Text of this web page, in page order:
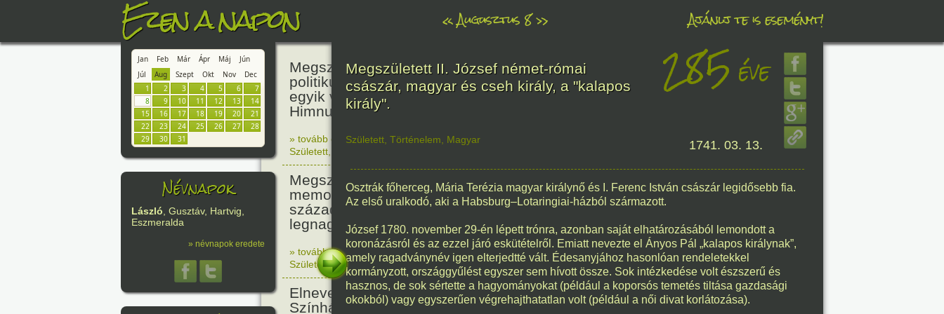
Ezen a napon «Augusztus 8» Ajánlj te is eseményt!
Jan Feb Már Ápr Máj
Jún
Júl
Aug Szept Okt Nov
Dec
1
2 3 4 5 6
7
8
9 10 11 12 13
14
15
16 17 18 19 20
21
22
23 24 25 26 27
28
29
30 31
Névnapok
László, Gusztáv, Hartvig,
Eszmeralda
» névnapok eredete
Megszületett Kölcsey Ferenc költő,
politikus, akadémikus, a reformkor
egyik vezéregyénisége, a nemzeti
Himnusz költője.
236éve
» tovább olvasom|1 hozzászólás, szólj Te is hozzá!
Született
Megszületett Mikes Kelemen
memoáríró, műfordító, a XVIII.
századi magyar prózairodalom
legnagyobb alakja.
336éve
» tovább olvasom |
1 hozzászólás, szólj Te is hozzá!
Született,Történelem,Irodalom,Magyar 1690. 08. 08.
Elnevezték a Pesti Magyar
Színházat Nemzeti Színháznak.
186éve
Megszületett II. József német-római
császár, magyar és cseh király, a "kalapos
király".
285 éve
Született Történelem Magyar 1741. 03. 13.
Osztrák főherceg, Mária Terézia magyar királynő és I. Ferenc István császár legidősebb fia.
Az első uralkodó, aki a Habsburg–Lotaringiai-házból származott.
József 1780. november 29-én lépett trónra, azonban saját elhatározásából lemondott a
koronázásról és az ezzel járó eskütételről. Emiatt nevezte el Ányos Pál „kalapos királynak”,
amely ragadványnév igen elterjedtté vált. Édesanyjához hasonlóan rendeletekkel
kormányzott, országgyűlést egyszer sem hívott össze. Sok intézkedése volt észszerű és
hasznos, de sok sértette a hagyományokat (például a koporsós temetés tiltása gazdasági
okokból) vagy egyszerűen végrehajthatatlan volt (például a női divat korlátozása).